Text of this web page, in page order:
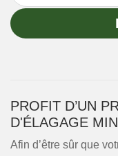
PROFIT D’UN
D'ÉLAGAGE
Afin d’être sûr que